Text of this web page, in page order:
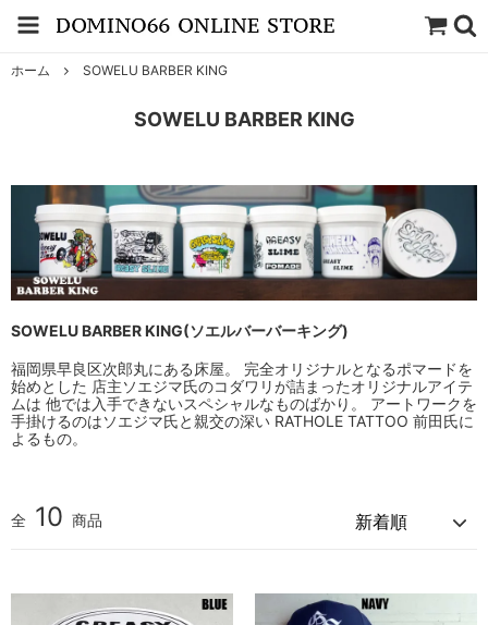
ホーム SOWELU BARBER KING
SOWELU BARBER KING
SOWELU BARBER KING(ソエルバーバーキング)
福岡県早良区次郎丸にある床屋。 完全オリジナルとなるポマードを
始めとした 店主ソエジマ氏のコダワリが詰まったオリジナルアイテ
ムは 他では入手できないスペシャルなものばかり。 アートワークを
手掛けるのはソエジマ氏と親交の深い RATHOLE TATTOO 前田氏に
よるもの。
全 10 商品